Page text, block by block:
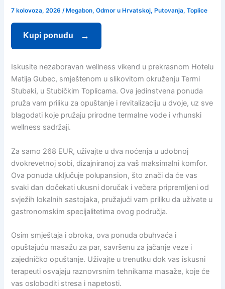
7 kolovoza, 2026/ Megabon,Odmor u Hrvatskoj, Putovanja,Toplice
Kupi ponudu
Iskusite nezaboravan wellness vikend u prekrasnom Hotelu
Matija Gubec, smještenom u slikovitom okruženju Termi
Stubaki, u Stubičkim Toplicama. Ova jedinstvena ponuda
pruža vam priliku za opuštanje i revitalizaciju u dvoje, uz sve
blagodati koje pružaju prirodne termalne vode i vrhunski
wellness sadržaji.
Za samo 268 EUR, uživajte u dva noćenja u udobnoj
dvokrevetnoj sobi, dizajniranoj za vaš maksimalni komfor.
Ova ponuda uključuje polupansion, što znači da će vas
svaki dan dočekati ukusni doručak i večera pripremljeni od
svježih lokalnih sastojaka, pružajući vam priliku da uživate u
gastronomskim specijalitetima ovog područja.
Osim smještaja i obroka, ova ponuda obuhvaća i
opuštajuću masažu za par, savršenu za jačanje veze i
zajedničko opuštanje. Uživajte u trenutku dok vas iskusni
terapeuti osvajaju raznovrsnim tehnikama masaže, koje će
vas osloboditi stresa i napetosti.